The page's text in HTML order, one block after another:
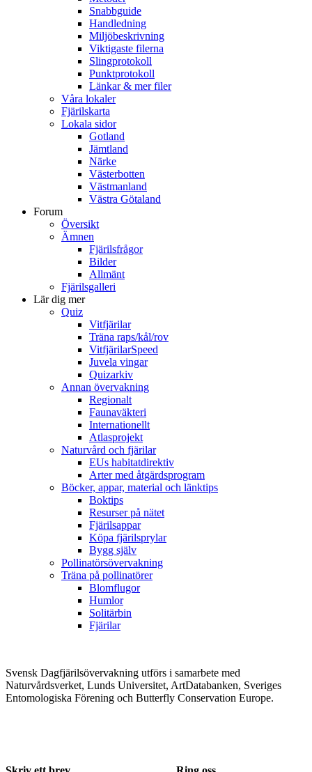
Snabbguide
Handledning
Miljöbeskrivning
Viktigaste filerna
Slingprotokoll
Punktprotokoll
Länkar & mer filer
Våra lokaler
Fjärilskarta
Lokala sidor
Gotland
Jämtland
Närke
Västerbotten
Västmanland
Västra Götaland
Forum
Översikt
Ämnen
Fjärilsfrågor
Bilder
Allmänt
Fjärilsgalleri
Lär dig mer
Quiz
Vitfjärilar
Träna raps/kål/rov
VitfjärilarSpeed
Juvela vingar
Quizarkiv
Annan övervakning
Regionalt
Faunaväkteri
Internationellt
Atlasprojekt
Naturvård och fjärilar
EUs habitatdirektiv
Arter med åtgärdsprogram
Böcker, appar, material och länktips
Boktips
Resurser på nätet
Fjärilsappar
Köpa fjärilsprylar
Bygg själv
Pollinatörsövervakning
Träna på pollinatörer
Blomflugor
Humlor
Solitärbin
Fjärilar
Svensk Dagfjärilsövervakning utförs i samarbete med
Naturvårdsverket, Lunds Universitet, ArtDatabanken, Sveriges
Entomologiska Förening och Butterfly Conservation Europe.